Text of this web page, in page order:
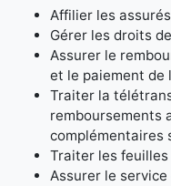
Affilier les
Gérer les droits
Assurer le
et le paiement de
Traiter la
remboursements
complémentaires
Traiter les feuilles
Assurer le service